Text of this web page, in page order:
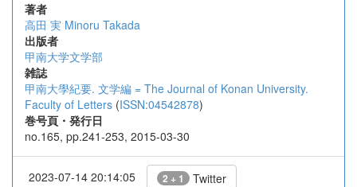
著者
高田 実 Minoru Takada
出版者
甲南大学文学部
雑誌
甲南大學紀要. 文学編 = The Journal of Konan University.
Faculty of Letters (ISSN:04542878)
巻号頁・発行日
no.165, pp.241-253, 2015-03-30
2023-07-14 20:14:05 2 + 1 Twitter